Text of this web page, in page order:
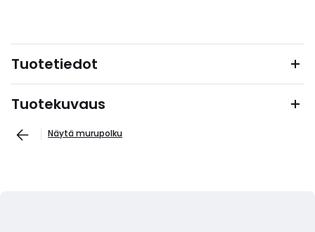
Tuotetiedot
Tuotekuvaus
Näytä murupolku